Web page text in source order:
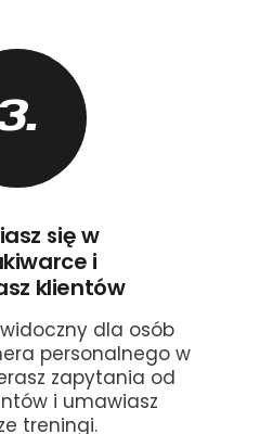
się w
i
klientów
dla osób
personalnego w
zapytania od
i umawiasz
treningi.